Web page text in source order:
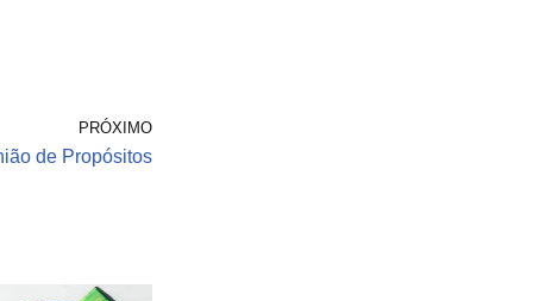
PRÓXIMO
de Propósitos